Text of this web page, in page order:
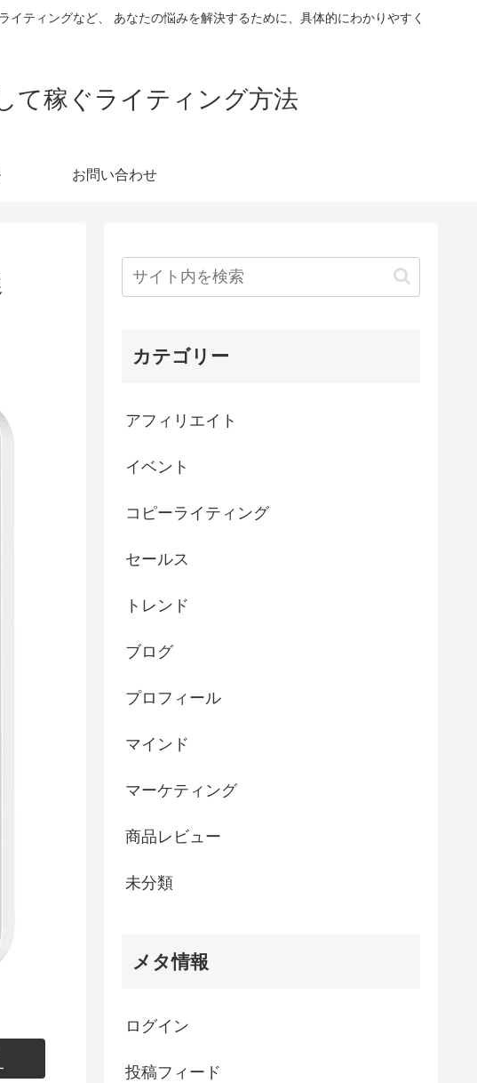
ティングなど、 あなたの悩みを解決するために、具体的にわかりやすく
て稼ぐライティング方法
お問い合わせ
カテゴリー
アフィリエイト
イベント
コピーライティング
セールス
トレンド
ブログ
プロフィール
マインド
マーケティング
商品レビュー
未分類
メタ情報
ログイン
投稿フィード